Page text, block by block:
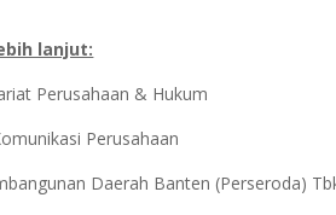
lanjut:
Perusahaan & Hukum
Perusahaan
Daerah Banten (Perseroda)